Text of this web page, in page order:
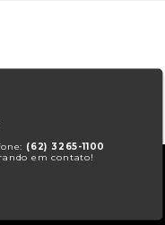
(62) 3265-1100
em contato!